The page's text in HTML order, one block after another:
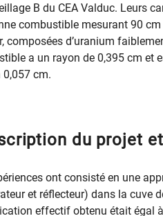
B du CEA Valduc. Leurs
combustible mesurant 90
composées d’uranium
a un rayon de 0,395 cm et
0,057 cm.
du projet
ont consisté en une
et réflecteur) dans la cuve
effectif obtenu était égal